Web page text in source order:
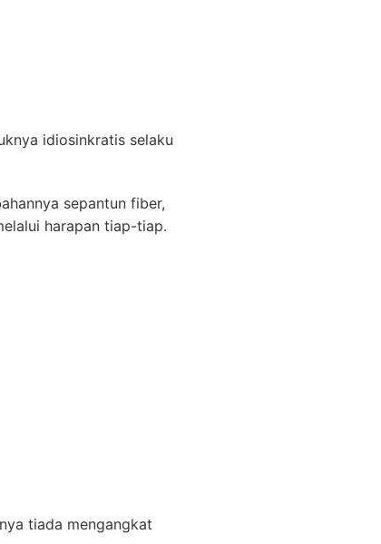
idiosinkratis selaku
sepantun fiber,
harapan tiap-tiap.
tiada mengangkat